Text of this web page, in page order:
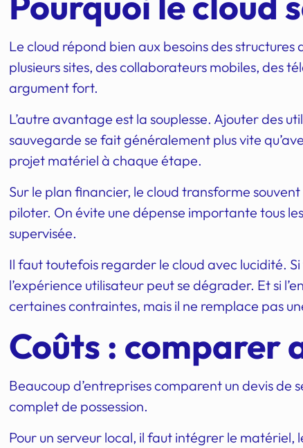
Le cloud répond bien aux besoins des
plusieurs sites, des collaborateurs mobiles, des
argument fort.
L’autre avantage est la souplesse. Ajouter des
sauvegarde se fait généralement plus vite
projet matériel à chaque étape.
Sur le plan financier, le cloud transforme
piloter. On évite une dépense importante tous
supervisée.
Il faut toutefois regarder le cloud avec lucidité.
l’expérience utilisateur peut se dégrader. Et si
certaines contraintes, mais il ne remplace pas
Coûts : comparer
Beaucoup d’entreprises comparent un devis de
complet de possession.
Pour un serveur local, il faut intégrer le matériel,